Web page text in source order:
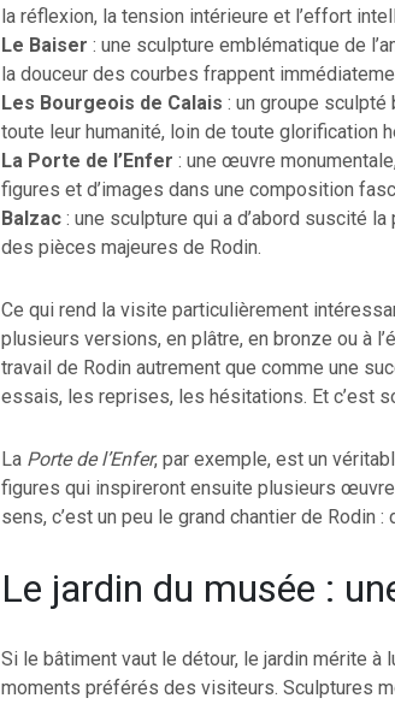
la réflexion, la tension intérieure et l’effort
Le Baiser : une sculpture emblématique de
la douceur des courbes frappent
Les Bourgeois de Calais : un groupe sculpté
toute leur humanité, loin de toute glorification
La Porte de l’Enfer : une œuvre
figures et d’images dans une composition
Balzac: une sculpture qui a d’abord suscité la
des pièces majeures de Rodin.
Ce qui rend la visite particulièrement
plusieurs versions, en plâtre, en bronze ou à
travail de Rodin autrement que comme une
essais, les reprises, les hésitations. Et c’est
La Porte de l’Enfer, par exemple, est un
figures qui inspireront ensuite plusieurs
sens, c’est un peu le grand chantier de Rodin
Le jardin du musée :
Si le bâtiment vaut le détour, le jardin mérite à
moments préférés des visiteurs. Sculptures